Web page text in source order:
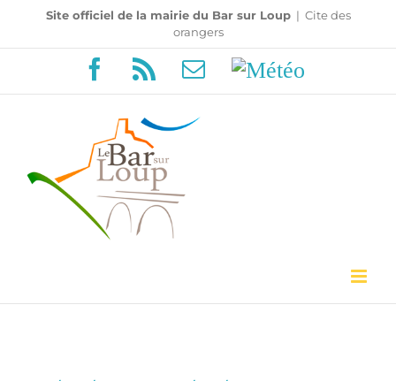
au
Site officiel de la mairie du Bar sur Loup | Cite des
orangers
Facebook
Rss EmailMétéo